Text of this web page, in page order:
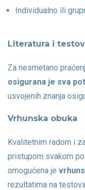
Individualno ili
Literatura i
Za nesmetano
osigurana je sva
usvojenih znanja
Vrhunska obuka
Kvalitetnim radom i
pristupom svakom
omogućena je
rezultatima na